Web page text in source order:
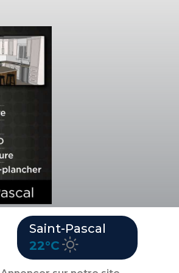
Saint-Pascal
22°C